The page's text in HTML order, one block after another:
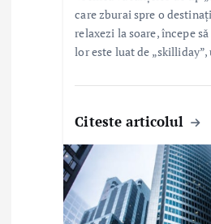
care zburai spre o
relaxezi la soare, începe
lor este luat de
Citeste articolul